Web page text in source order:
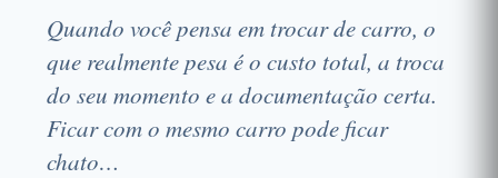
Quando você pensa em trocar de carro, o
que realmente pesa é o custo total, a troca
do seu momento e a documentação certa.
Ficar com o mesmo carro pode ficar
chato…